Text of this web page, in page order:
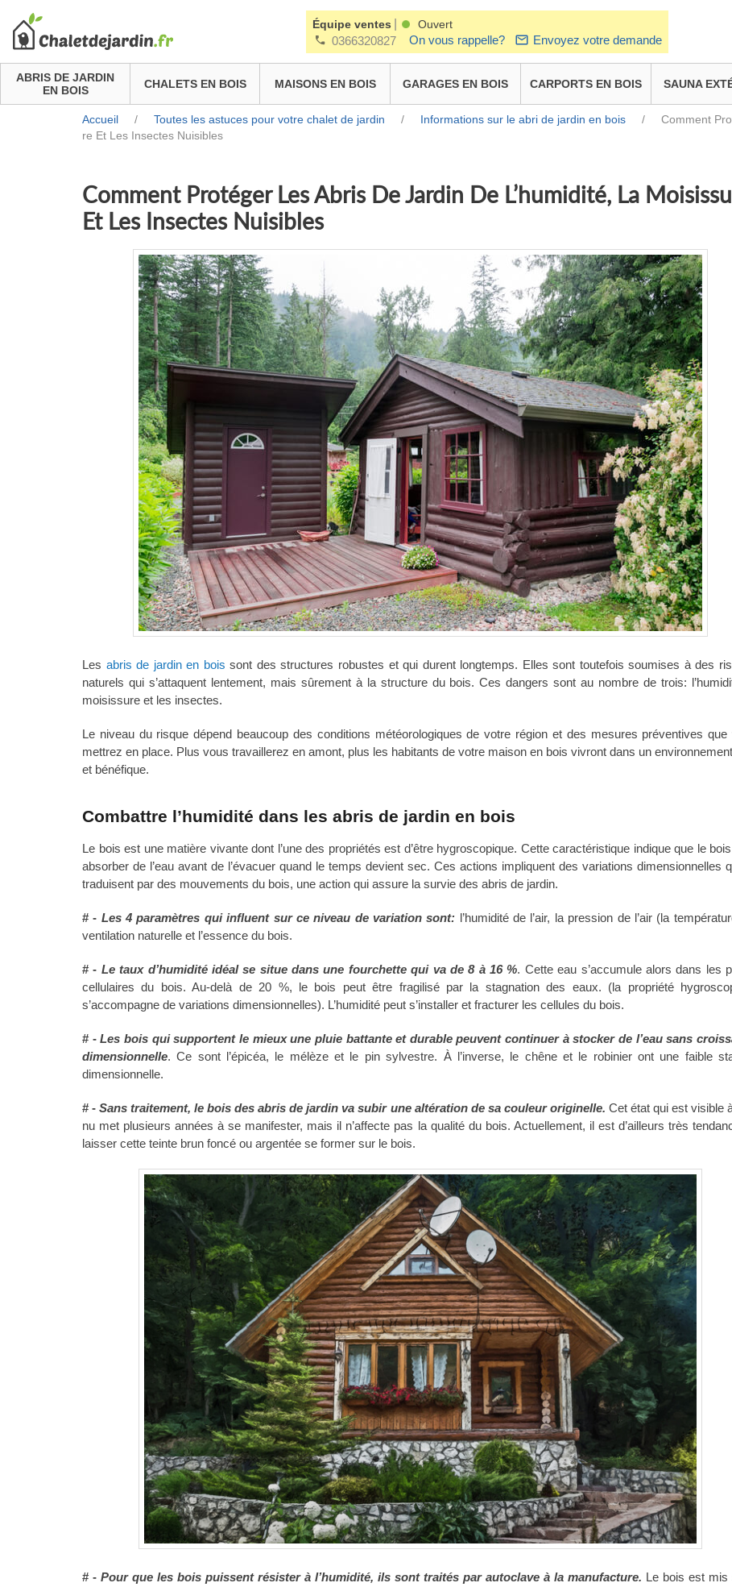
Équipe ventes Ouvert
0366320827 On vous rappelle? Envoyez votre demande
ABRIS DE JARDIN
EN BOIS
CHALETS EN BOIS MAISONS EN BOIS GARAGES EN BOIS CARPORTS EN BOIS SAUNA
Accueil / Toutes les astuces pour votre chalet de jardin / Informations sur le abri de jardin en bois /
Comment
re Et Les Insectes Nuisibles
Comment Protéger Les Abris De Jardin De L’humidité, La
Et Les Insectes Nuisibles
Les abris de jardin en bois sont des structures robustes et qui durent longtemps. Elles sont toutefois soumises à des
naturels qui s’attaquent lentement, mais sûrement à la structure du bois. Ces dangers sont au nombre de trois:
moisissure et les insectes.
Le niveau du risque dépend beaucoup des conditions météorologiques de votre région et des mesures préventives que
mettrez en place. Plus vous travaillerez en amont, plus les habitants de votre maison en bois vivront dans un
et bénéfique.
Combattre l’humidité dans les abris de jardin en bois
Le bois est une matière vivante dont l’une des propriétés est d’être hygroscopique. Cette caractéristique indique que le
absorber de l’eau avant de l’évacuer quand le temps devient sec. Ces actions impliquent des variations dimensionnelles
traduisent par des mouvements du bois, une action qui assure la survie des abris de jardin.
# - Les 4 paramètres qui influent sur ce niveau de variation sont: l’humidité de l’air, la pression de l’air (la
ventilation naturelle et l’essence du bois.
# - Le taux d’humidité idéal se situe dans une fourchette qui va de 8 à 16 %. Cette eau s’accumule alors dans les
cellulaires du bois. Au-delà de 20 %, le bois peut être fragilisé par la stagnation des eaux. (la propriété
s’accompagne de variations dimensionnelles). L’humidité peut s’installer et fracturer les cellules du bois.
# - Les bois qui supportent le mieux une pluie battante et durable peuvent continuer à stocker de l’eau sans
dimensionnelle. Ce sont l’épicéa, le mélèze et le pin sylvestre. À l’inverse, le chêne et le robinier ont une faible
dimensionnelle.
# - Sans traitement, le bois des abris de jardin va subir une altération de sa couleur originelle. Cet état qui est visible
nu met plusieurs années à se manifester, mais il n’affecte pas la qualité du bois. Actuellement, il est d’ailleurs très
laisser cette teinte brun foncé ou argentée se former sur le bois.
# - Pour que les bois puissent résister à l’humidité, ils sont traités par autoclave à la manufacture. Le bois est mis